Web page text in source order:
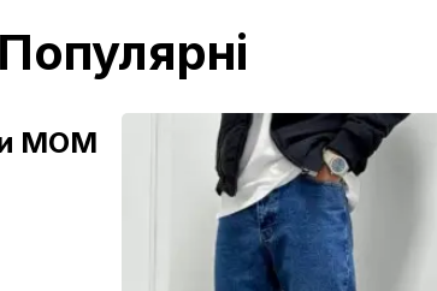
Популярні
МОМ